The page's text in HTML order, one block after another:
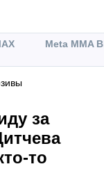
Meta MMA
за
то